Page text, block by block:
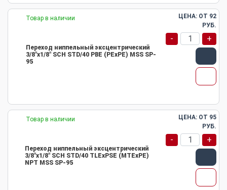
Товар в наличии
Переход ниппельный эксцентрический
3/8"х1/8" SCH STD/40 PBE (PEхPE) MSS SP-
95
ЦЕНА: ОТ 92
РУБ.
- +
Товар в наличии
Переход ниппельный эксцентрический
3/8"х1/8" SCH STD/40 TLEхPSE (MTEхPE)
NPT MSS SP-95
ЦЕНА: ОТ 95
РУБ.
- +